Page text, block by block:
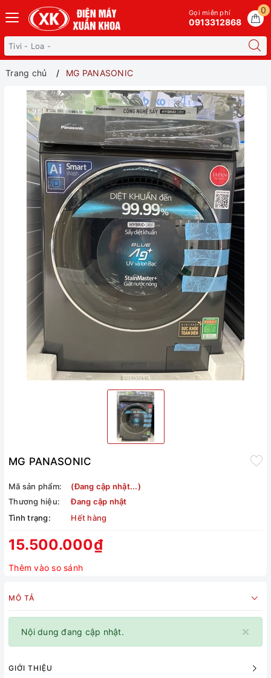
0
Gọi miễn phí
0913312868
Trang chủ MG PANASONIC
MG PANASONIC
Mã sản phẩm:
(Đang cập nhật...)
Thương hiệu:
Đang cập nhật
Tình trạng:
Hết hàng
15.500.000₫
Thêm vào so sánh
MÔ TẢ
×
Nội dung đang cập nhật.
GIỚI THIỆU